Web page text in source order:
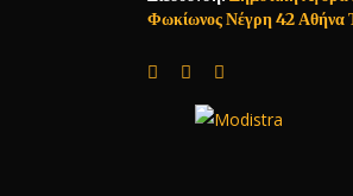
Φωκίωνος Νέγρη 42 Αθήνα